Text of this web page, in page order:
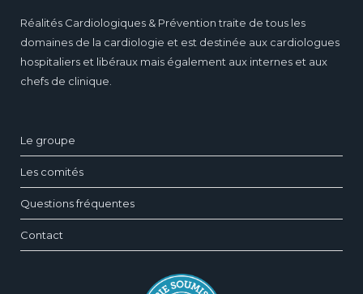
Réalités Cardiologiques & Prévention traite de tous les
domaines de la cardiologie et est destinée aux cardiologues
hospitaliers et libéraux mais également aux internes et aux
chefs de clinique.
Le groupe
Les comités
Questions fréquentes
Contact